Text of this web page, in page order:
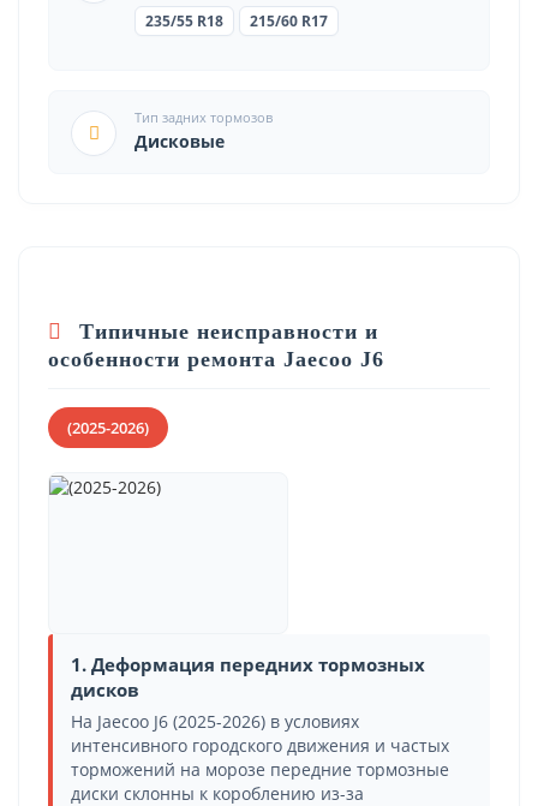
235/55 R18 215/60 R17
Тип задних тормозов
Дисковые
Типичные неисправности и
особенности ремонта Jaecoo J6
(2025-2026)
1. Деформация передних тормозных
дисков
На Jaecoo J6 (2025-2026) в условиях
интенсивного городского движения и частых
торможений на морозе передние тормозные
диски склонны к короблению из-за